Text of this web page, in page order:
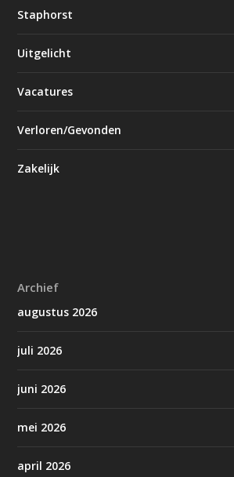
Staphorst
Uitgelicht
Vacatures
Verloren/Gevonden
Zakelijk
Archief
augustus 2026
juli 2026
juni 2026
mei 2026
april 2026